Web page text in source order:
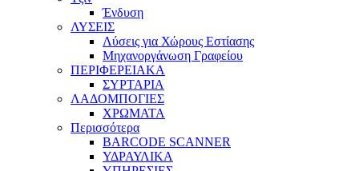
Ένδυση
ΛΥΣΕΙΣ
Λύσεις για Χώρους Εστίασης
Μηχανοργάνωση Γραφείου
ΠΕΡΙΦΕΡΕΙΑΚΑ
ΣΥΡΤΑΡΙΑ
ΛΑΔΟΜΠΟΓΙΕΣ
ΧΡΩΜΑΤΑ
Περισσότερα
BARCODE SCANNER
ΥΔΡΑΥΛΙΚΑ